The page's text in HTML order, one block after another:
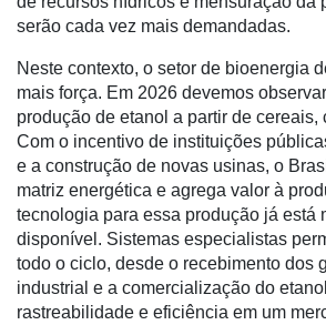
serão cada vez mais demandadas.
Neste contexto, o setor de bioenergia
mais força. Em 2026 devemos
produção de etanol a partir de cereais,
Com o incentivo de instituições
e a construção de novas usinas, o
matriz energética e agrega valor à
tecnologia para essa produção já está
disponível. Sistemas especialistas
todo o ciclo, desde o recebimento dos
industrial e a comercialização do
rastreabilidade e eficiência em um